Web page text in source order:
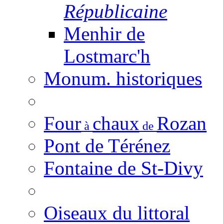
Républicaine
Menhir de
Lostmarc'h
Monum. historiques
Four à chaux de Rozan
Pont de Térénez
Fontaine de St-Divy
Oiseaux du littoral